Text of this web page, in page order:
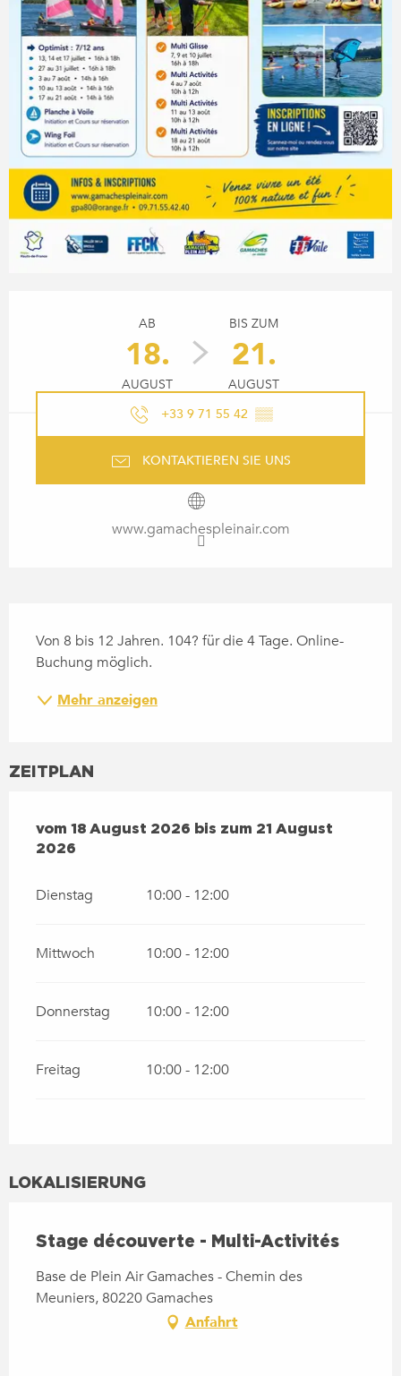
AB
18.
AUGUST
BIS ZUM
21.
AUGUST
+33 9 71 55 42 ▒▒
KONTAKTIEREN SIE UNS
www.gamachespleinair.com
Von 8 bis 12 Jahren. 104? für die 4 Tage. Online-
Buchung möglich.
Mehr anzeigen
ZEITPLAN
VOM 18 AUGUST 2026BIS ZUM 21 AUGUST 2026
vom 18 August 2026 bis zum 21 August
2026
Dienstag 10:00 - 12:00
Mittwoch 10:00 - 12:00
Donnerstag 10:00 - 12:00
Freitag 10:00 - 12:00
LOKALISIERUNG
Stage découverte - Multi-Activités
Base de Plein Air Gamaches - Chemin des
Meuniers, 80220 Gamaches
Anfahrt